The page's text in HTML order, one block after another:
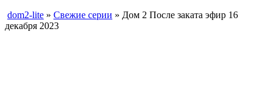
dom2-lite » Свежие серии » Дом 2 После заката эфир 16
декабря 2023